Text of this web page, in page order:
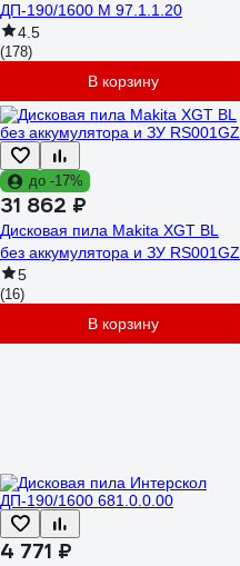
ДП-190/1600 М 97.1.1.20
4.5
(178)
В корзину
до -17%
31 862 ₽
Дисковая пила Makita XGT BL
без аккумулятора и ЗУ RS001GZ
5
(16)
В корзину
4 771 ₽